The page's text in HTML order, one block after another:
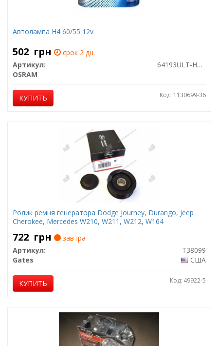
Автолампа H4 60/55 12v
502 грн
срок 2 дн.
Артикул:
64193ULT-HCB
OSRAM
КУПИТЬ Код: 1130699-36
Ролик ремня генератора Dodge Journey, Durango, Jeep
Cherokee, Mercedes W210, W211, W212, W164
722 грн
завтра
Артикул:
T38099
Gates
США
КУПИТЬ Код: 49922-5